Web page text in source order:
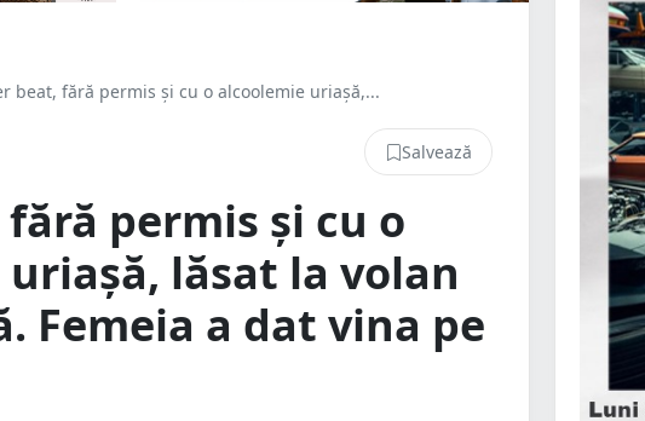
beat, fără permis și cu o alcoolemie uriașă,...
Salvează
permis și cu o
lăsat la volan
Femeia a dat vina pe